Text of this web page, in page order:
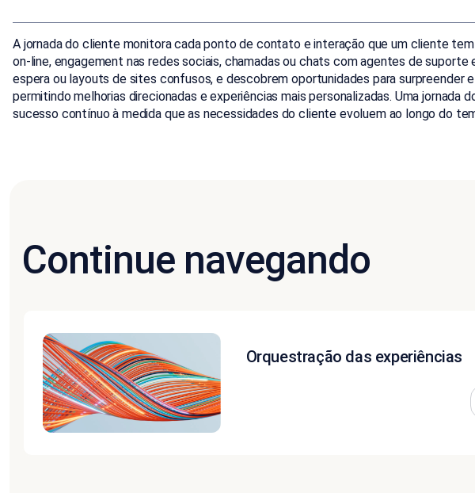
A jornada do cliente monitora cada ponto de contato e interação que um cliente
on-line, engagement nas redes sociais, chamadas ou chats com agentes de
espera ou layouts de sites confusos, e descobrem oportunidades para
permitindo melhorias direcionadas e experiências mais personalizadas. Uma
sucesso contínuo à medida que as necessidades do cliente evoluem ao longo do
Continue navegando
Orquestração das experiências